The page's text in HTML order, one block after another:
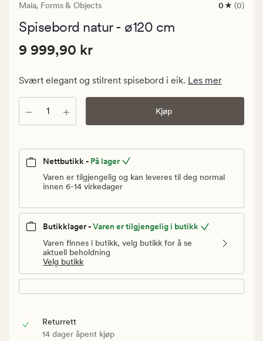
Maia, Forms & Objects
0
0 (0)
Spisebord natur - ø120 cm
Pris
Vanlig
pris
Pris 9 999,90 kr
9 999,90 kr
Svært elegant og stilrent spisebord i eik. Les mer
Antall Kjøp
Nettbutikk - På lager
Varen er tilgjengelig og kan leveres til deg normal
innen 6-14 virkedager
Butikklager -Varen er tilgjengelig i butikk
Varen finnes i butikk, velg butikk for å se
aktuell beholdning
Velg butikk
Returrett
14 dager åpent kjøp